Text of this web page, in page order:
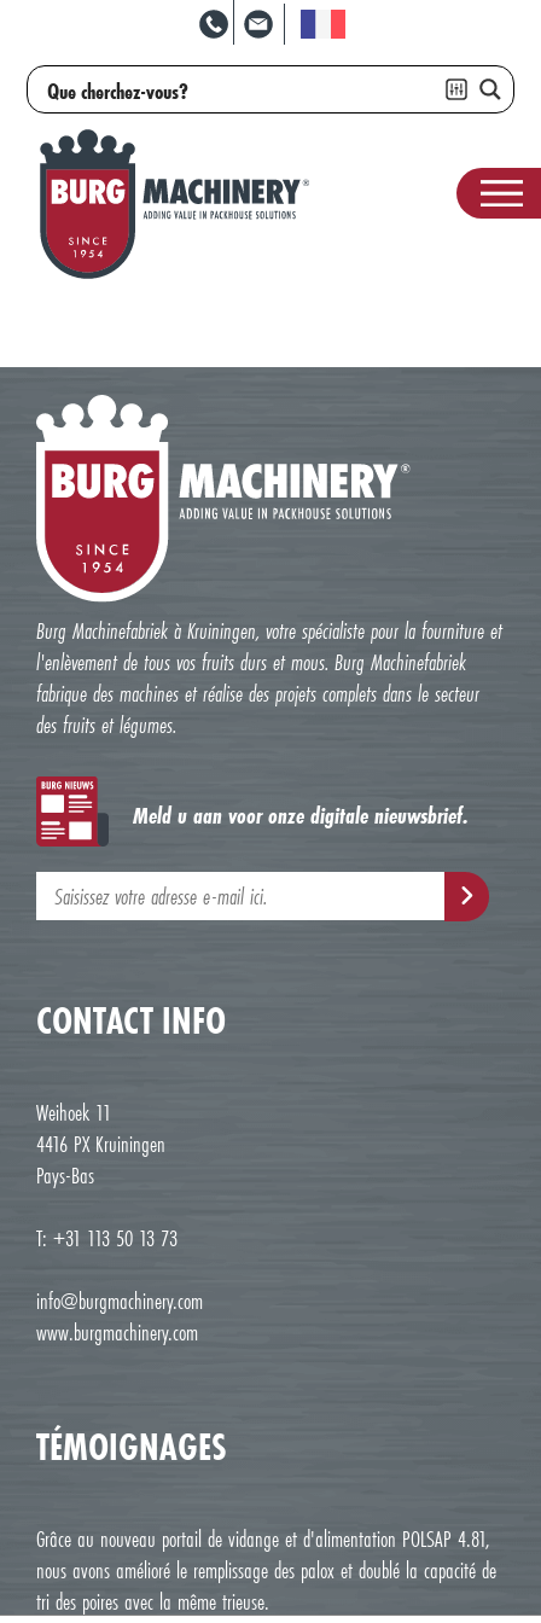
Burg Machinefabriek à Kruiningen, votre spécialiste pour la fourniture et
l'enlèvement de tous vos fruits durs et mous. Burg Machinefabriek
fabrique des machines et réalise des projets complets dans le secteur
des fruits et légumes.
Meld u aan voor onze digitale nieuwsbrief.
CONTACT INFO
Weihoek 11
4416 PX Kruiningen
Pays-Bas
T: +31 113 50 13 73
info@burgmachinery.com
www.burgmachinery.com
TÉMOIGNAGES
Grâce au nouveau portail de vidange et d'alimentation POLSAP 4.81,
nous avons amélioré le remplissage des palox et doublé la capacité de
tri des poires avec la même trieuse.